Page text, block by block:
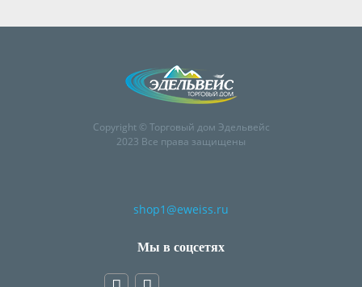
Copyright © Торговый дом Эдельвейс
2023 Все права защищены
shop1@eweiss.ru
Мы в соцсетях